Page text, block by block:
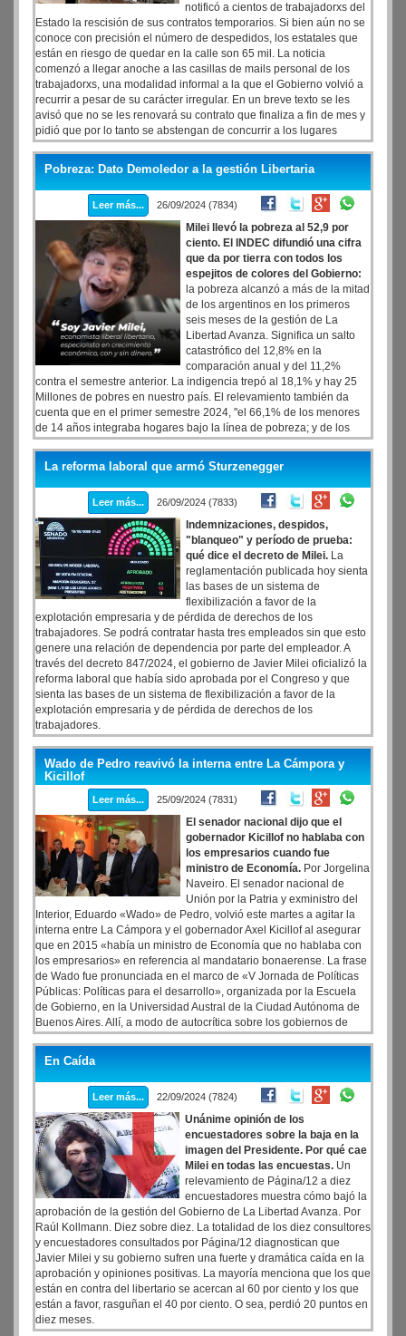
notificó a cientos de trabajadorxs del
Estado la rescisión de sus contratos temporarios. Si bien aún no se
conoce con precisión el número de despedidos, los estatales que
están en riesgo de quedar en la calle son 65 mil. La noticia
comenzó a llegar anoche a las casillas de mails personal de los
trabajadorxs, una modalidad informal a la que el Gobierno volvió a
recurrir a pesar de su carácter irregular. En un breve texto se les
avisó que no se les renovará su contrato que finaliza a fin de mes y
pidió que por lo tanto se abstengan de concurrir a los lugares
donde habitualmente desempeñan tareas.
Pobreza: Dato Demoledor a la gestión Libertaria
Leer más... 26/09/2024 (7834)
Milei llevó la pobreza al 52,9 por
ciento. El INDEC difundió una cifra
que da por tierra con todos los
espejitos de colores del Gobierno:
la pobreza alcanzó a más de la mitad
de los argentinos en los primeros
seis meses de la gestión de La
Libertad Avanza. Significa un salto
catastrófico del 12,8% en la
comparación anual y del 11,2%
contra el semestre anterior. La indigencia trepó al 18,1% y hay 25
Millones de pobres en nuestro país. El relevamiento también da
cuenta que en el primer semestre 2024, "el 66,1% de los menores
de 14 años integraba hogares bajo la línea de pobreza; y de los
mayores de 65 años, el 29,7%", mientras que la región con mayor
incidencia de la pobreza fue el Noreste (62,9%), escoltada por el
Noroeste (57%).El Top 10 de la pobreza: Resistencia, Chaco:
76,2%, Formosa: 67,6%, La Rioja: 66,4%, Concordia, Entre Ríos:
65,8%. Santiago del Estero - La Banda: 64%, Gran Santa Fe: 59,8%
, Gran Buenos Aires: 59,7%, Viedma, Río Negro - Carmen de
Patagones: 56,7%, Posadas, Misiones: 55,9%. Gran Catamarca:
55,9%.
La reforma laboral que armó Sturzenegger
Leer más... 26/09/2024 (7833)
Indemnizaciones, despidos,
"blanqueo" y período de prueba:
qué dice el decreto de Milei. La
reglamentación publicada hoy sienta
las bases de un sistema de
flexibilización a favor de la
explotación empresaria y de pérdida de derechos de los
trabajadores. Se podrá contratar hasta tres empleados sin que esto
genere una relación de dependencia por parte del empleador. A
través del decreto 847/2024, el gobierno de Javier Milei oficializó la
reforma laboral que había sido aprobada por el Congreso y que
sienta las bases de un sistema de flexibilización a favor de la
explotación empresaria y de pérdida de derechos de los
trabajadores.
Wado de Pedro reavivó la interna entre La Cámpora y
Kicillof
Leer más... 25/09/2024 (7831)
El senador nacional dijo que el
gobernador Kicillof no hablaba con
los empresarios cuando fue
ministro de Economía. Por Jorgelina
Naveiro. El senador nacional de
Unión por la Patria y exministro del
Interior, Eduardo «Wado» de Pedro, volvió este martes a agitar la
interna entre La Cámpora y el gobernador Axel Kicillof al asegurar
que en 2015 «había un ministro de Economía que no hablaba con
los empresarios» en referencia al mandatario bonaerense. La frase
de Wado fue pronunciada en el marco de «V Jornada de Políticas
Públicas: Políticas para el desarrollo», organizada por la Escuela
de Gobierno, en la Universidad Austral de la Ciudad Autónoma de
Buenos Aires. Allí, a modo de autocrítica sobre los gobiernos de
Néstor y Critina Kirchner el referente camporista admitió que «hasta
2015 no tenía vínculos con el sector industrial». Y mencionó que a
la última gestión de CFK «le faltó visión productiva» al tiempo que
disparó: «Teníamos un ministro de Economía que no hablaba con
los empresarios». El responsable de la economía entonces era
Kicillof.
En Caída
Leer más... 22/09/2024 (7824)
Unánime opinión de los
encuestadores sobre la baja en la
imagen del Presidente. Por qué cae
Milei en todas las encuestas. Un
relevamiento de Página/12 a diez
encuestadores muestra cómo bajó la
aprobación de la gestión del Gobierno de La Libertad Avanza. Por
Raúl Kollmann. Diez sobre diez. La totalidad de los diez consultores
y encuestadores consultados por Página/12 diagnostican que
Javier Milei y su gobierno sufren una fuerte y dramática caída en la
aprobación y opiniones positivas. La mayoría menciona que los que
están en contra del libertario se acercan al 60 por ciento y los que
están a favor, rasguñan el 40 por ciento. O sea, perdió 20 puntos en
diez meses.